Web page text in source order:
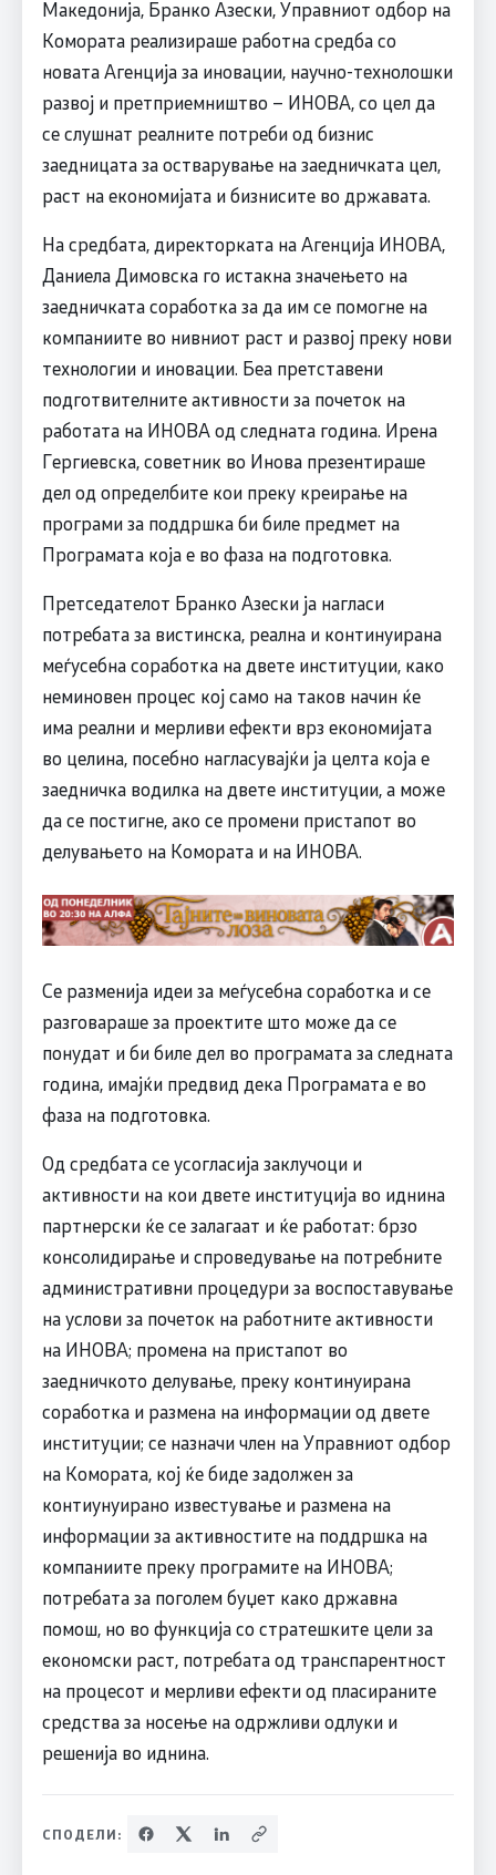
Македонија, Бранко Азески, Управниот одбор на
Комората реализираше работна средба со
новата Агенција за иновации, научно-технолошки
развој и претприемништво – ИНОВА, со цел да
се слушнат реалните потреби од бизнис
заедницата за остварување на заедничката цел,
раст на економијата и бизнисите во државата.
На средбата, директорката на Агенција ИНОВА,
Даниела Димовска го истакна значењето на
заедничката соработка за да им се помогне на
компаниите во нивниот раст и развој преку нови
технологии и иновации. Беа претставени
подготвителните активности за почеток на
работата на ИНОВА од следната година. Ирена
Гергиевска, советник во Инова презентираше
дел од определбите кои преку креирање на
програми за поддршка би биле предмет на
Програмата која е во фаза на подготовка.
Претседателот Бранко Азески ја нагласи
потребата за вистинска, реална и континуирана
меѓусебна соработка на двете институции, како
неминовен процес кој само на таков начин ќе
има реални и мерливи ефекти врз економијата
во целина, посебно нагласувајќи ја целта која е
заедничка водилка на двете институции, а може
да се постигне, ако се промени пристапот во
делувањето на Комората и на ИНОВА.
Се разменија идеи за меѓусебна соработка и се
разговараше за проектите што може да се
понудат и би биле дел во програмата за следната
година, имајќи предвид дека Програмата е во
фаза на подготовка.
Од средбата се усогласија заклучоци и
активности на кои двете институција во иднина
партнерски ќе се залагаат и ќе работат: брзо
консолидирање и спроведување на потребните
административни процедури за воспоставување
на услови за почеток на работните активности
на ИНОВА; промена на пристапот во
заедничкото делување, преку континуирана
соработка и размена на информации од двете
институции; се назначи член на Управниот одбор
на Комората, кој ќе биде задолжен за
контиунуирано известување и размена на
информации за активностите на поддршка на
компаниите преку програмите на ИНОВА;
потребата за поголем буџет како државна
помош, но во функција со стратешките цели за
економски раст, потребата од транспарентност
на процесот и мерливи ефекти од пласираните
средства за носење на одржливи одлуки и
решенија во иднина.
СПОДЕЛИ: